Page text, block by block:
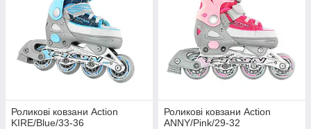
Роликові ковзани Action
KIRE/Blue/33-36
Роликові ковзани Action
ANNY/Pink/29-32